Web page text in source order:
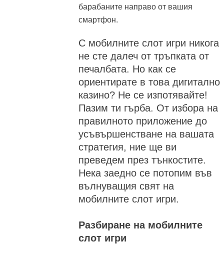
барабаните направо от вашия
смартфон.
С мобилните слот игри никога
не сте далеч от тръпката от
печалбата. Но как се
ориентирате в това дигитално
казино? Не се изпотявайте!
Пазим ти гърба. От избора на
правилното приложение до
усъвършенстване на вашата
стратегия, ние ще ви
преведем през тънкостите.
Нека заедно се потопим във
вълнуващия свят на
мобилните слот игри.
Разбиране на мобилните
слот игри